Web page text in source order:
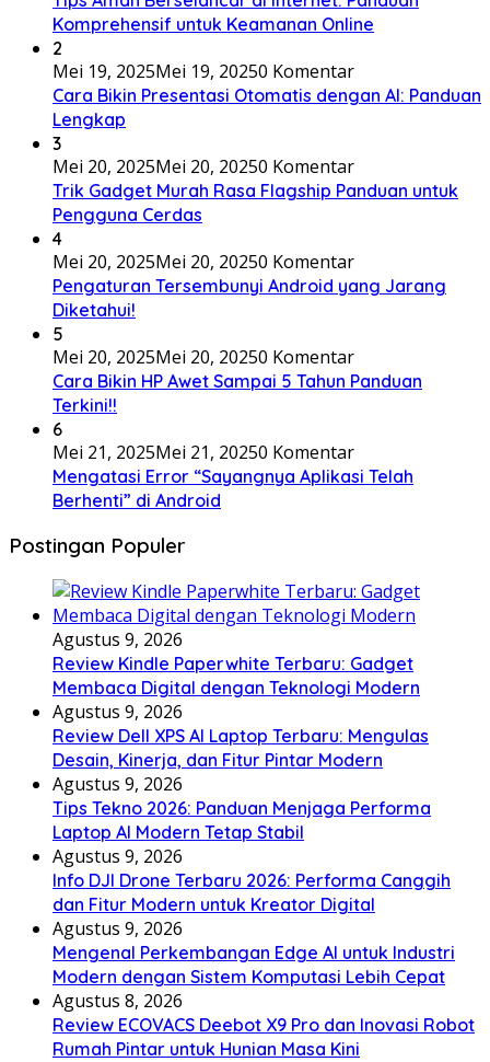
Komprehensif untuk Keamanan Online
2
Mei 19, 2025Mei 19, 20250 Komentar
Cara Bikin Presentasi Otomatis dengan AI: Panduan
Lengkap
3
Mei 20, 2025Mei 20, 20250 Komentar
Trik Gadget Murah Rasa Flagship Panduan untuk
Pengguna Cerdas
4
Mei 20, 2025Mei 20, 20250 Komentar
Pengaturan Tersembunyi Android yang Jarang
Diketahui!
5
Mei 20, 2025Mei 20, 20250 Komentar
Cara Bikin HP Awet Sampai 5 Tahun Panduan
Terkini!!
6
Mei 21, 2025Mei 21, 20250 Komentar
Mengatasi Error “Sayangnya Aplikasi Telah
Berhenti” di Android
Postingan Populer
Agustus 9, 2026
Review Kindle Paperwhite Terbaru: Gadget
Membaca Digital dengan Teknologi Modern
Agustus 9, 2026
Review Dell XPS AI Laptop Terbaru: Mengulas
Desain, Kinerja, dan Fitur Pintar Modern
Agustus 9, 2026
Tips Tekno 2026: Panduan Menjaga Performa
Laptop AI Modern Tetap Stabil
Agustus 9, 2026
Info DJI Drone Terbaru 2026: Performa Canggih
dan Fitur Modern untuk Kreator Digital
Agustus 9, 2026
Mengenal Perkembangan Edge AI untuk Industri
Modern dengan Sistem Komputasi Lebih Cepat
Agustus 8, 2026
Review ECOVACS Deebot X9 Pro dan Inovasi Robot
Rumah Pintar untuk Hunian Masa Kini